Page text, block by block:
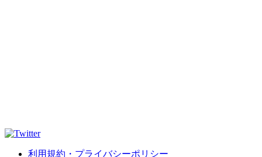
利用規約・プライバシーポリシー